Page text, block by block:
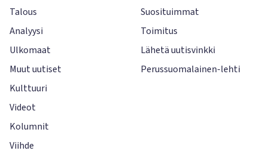
Talous
Analyysi
Ulkomaat
Muut uutiset
Kulttuuri
Videot
Kolumnit
Viihde
Suosituimmat
Toimitus
Lähetä uutisvinkki
Perussuomalainen-lehti